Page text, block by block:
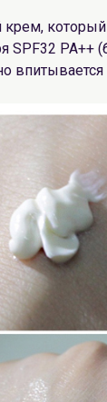
который
SPF32 PA++